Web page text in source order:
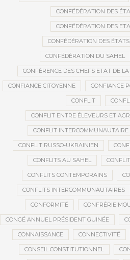
CONFÉDÉRATION DES
CONFÉDÉRATION DES
CONFÉDÉRATION DES
CONFÉDÉRATION DU SAHEL
CONFÉRENCE DES CHEFS ETAT DE LA
CONFIANCE CITOYENNE CONFIANCE
CONFLIT
CONFLIT ENTRE ÉLEVEURS ET
CONFLIT INTERCOMMUNAUTAIRE
CONFLIT RUSSO-UKRAINIEN
CONFLITS AU SAHEL
CONFLITS CONTEMPORAINS
CONFLITS INTERCOMMUNAUTAIRES
CONFORMITÉ CONFRÉRIE
CONGÉ ANNUEL PRÉSIDENT GUINÉE
CONNAISSANCE CONNECTIVITÉ
CONSEIL CONSTITUTIONNEL